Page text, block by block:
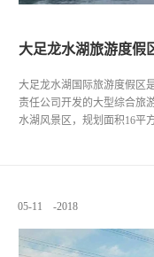
大足龙水湖旅游度假
大足龙水湖国际旅游度假区
责任公司开发的大型综合旅
水湖风景区，规划面积16平
的玉龙山国家级森林公园两
文化遗产——大足石刻交相
2018
-
05-11